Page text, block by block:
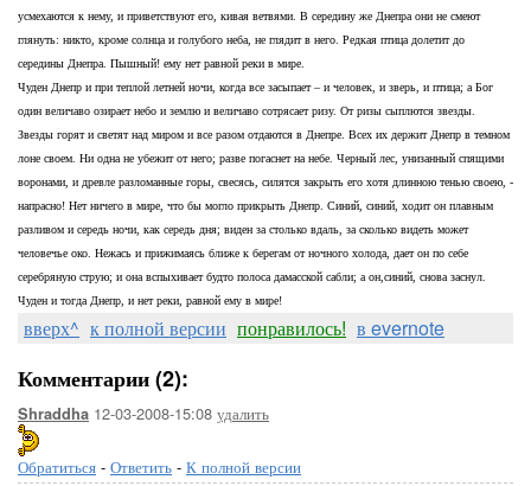
усмехаются к нему, и приветствуют его, кивая ветвями. В середину же Днепра они не смеют
глянуть: никто, кроме солнца и голубого неба, не глядит в него. Редкая птица долетит до
середины Днепра. Пышный! ему нет равной реки в мире.
Чуден Днепр и при теплой летней ночи, когда все засыпает – и человек, и зверь, и птица; а Бог
один величаво озирает небо и землю и величаво сотрясает ризу. От ризы сыплются звезды.
Звезды горят и светят над миром и все разом отдаются в Днепре. Всех их держит Днепр в темном
лоне своем. Ни одна не убежит от него; разве погаснет на небе. Черный лес, унизанный спящими
воронами, и древле разломанные горы, свесясь, силятся закрыть его хотя длинною тенью своею, -
напрасно! Нет ничего в мире, что бы могло прикрыть Днепр. Синий, синий, ходит он плавным
разливом и середь ночи, как середь дня; виден за столько вдаль, за сколько видеть может
человечье око. Нежась и прижимаясь ближе к берегам от ночного холода, дает он по себе
серебряную струю; и она вспыхивает будто полоса дамасской сабли; а он,синий, снова заснул.
Чуден и тогда Днепр, и нет реки, равной ему в мире!
вверх^ к полной версии понравилось! в evernote
Комментарии (2):
Shraddha 12-03-2008-15:08 удалить
Обратиться - Ответить - К полной версии